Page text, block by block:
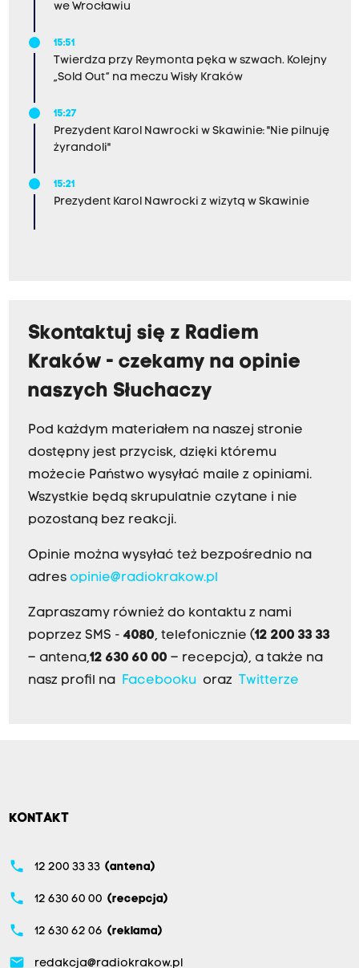
we Wrocławiu
15:51
Twierdza przy Reymonta pęka w szwach. Kolejny
„Sold Out” na meczu Wisły Kraków
15:27
Prezydent Karol Nawrocki w Skawinie: "Nie pilnuję
żyrandoli"
15:21
Prezydent Karol Nawrocki z wizytą w Skawinie
Skontaktuj się z Radiem
Kraków - czekamy na opinie
naszych Słuchaczy
Pod każdym materiałem na naszej stronie
dostępny jest przycisk, dzięki któremu
możecie Państwo wysyłać maile z opiniami.
Wszystkie będą skrupulatnie czytane i nie
pozostaną bez reakcji.
Opinie można wysyłać też bezpośrednio na
adres opinie@radiokrakow.pl
Zapraszamy również do kontaktu z nami
poprzez SMS - 4080, telefonicznie (12 200 33 33
– antena,12 630 60 00 – recepcja), a także na
nasz profil na Facebookuoraz Twitterze
KONTAKT
phone 12 200 33 33 (antena)
phone 12 630 60 00 (recepcja)
phone 12 630 62 06 (reklama)
email redakcja@radiokrakow.pl